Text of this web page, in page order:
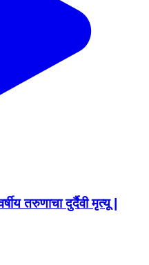
तरुणाचा दुर्दैवी मृत्यू |